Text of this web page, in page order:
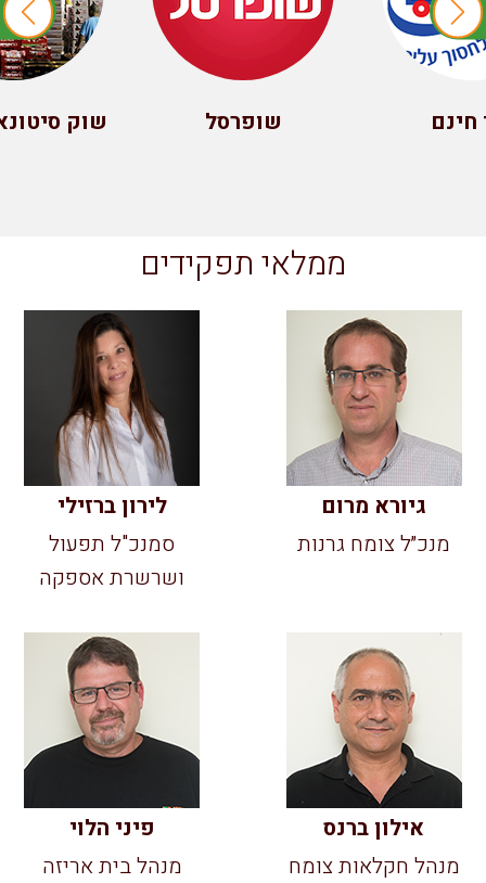
שופרסל שוק
ממלאי תפקידים
גיורא מרום
מנכ״ל צומח גרנות
לירון ברזילי
סמנכ"ל תפעול
ושרשרת אספקה
אילון ברנס
מנהל חקלאות צומח
פיני הלוי
מנהל בית אריזה